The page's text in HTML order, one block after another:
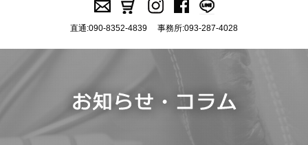
直通:090-8352-4839 事務所:093-287-4028